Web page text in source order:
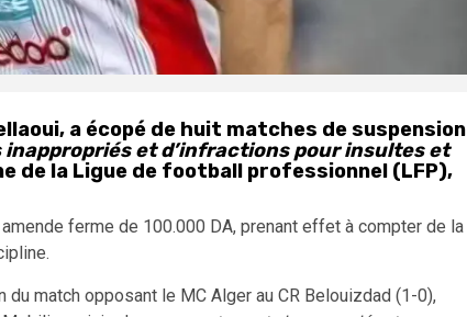
a écopé de huit matches de suspension
et d’infractions pour insultes et
de la Ligue de football professionnel (LFP),
ferme de 100.000 DA, prenant effet à compter de la
match opposant le MC Alger au CR Belouizdad (1-0),